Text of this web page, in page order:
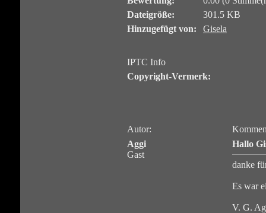
Dateigröße:
301.5 KB
Hinzugefügt von:
Gisela
IPTC Info
Copyright-Vermerk:
Autor:
Aggi
Gast
Hallo
danke
Es war
V. G.